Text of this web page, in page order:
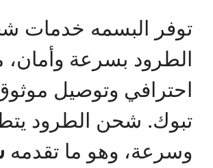
توفر البسمه خدمات
الطرود بسرعة وأمان،
احترافي وتوصيل
تبوك. شحن الطرود
وسرعة، وهو ما تقدمه